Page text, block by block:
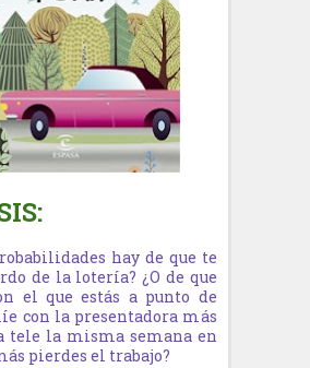
hay de que te
de la lotería? ¿O de que
el que estás a punto de
con la presentadora más
tele la misma semana en
pierdes el trabajo?